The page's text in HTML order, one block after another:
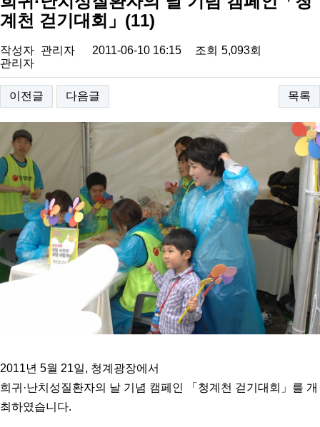
계천 걷기대회」(11)
작성자 관리자 2011-06-10 16:15 조회 5,093회
관리자
이전글 다음글 목록
2011년 5월 21일, 청계광장에서
희귀·난치성질환자의 날 기념 캠페인 「청계천 걷기대회」를 개
최하였습니다.